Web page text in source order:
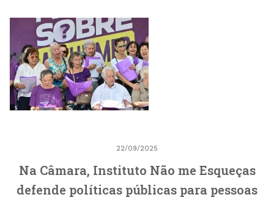
22/09/2025
Na Câmara, Instituto Não me Esqueças
defende políticas públicas para pessoas